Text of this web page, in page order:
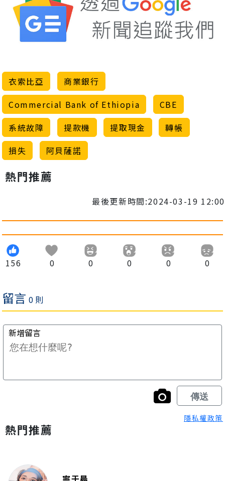
衣索比亞
商業銀行
Commercial Bank of Ethiopia
CBE
系統故障
提款機 提取現金
轉帳
損失
阿貝薩諾
熱門推薦
最後更新時間:2024-03-19 12:00
156 0 0 0 0 0
隱私權政策
熱門推薦